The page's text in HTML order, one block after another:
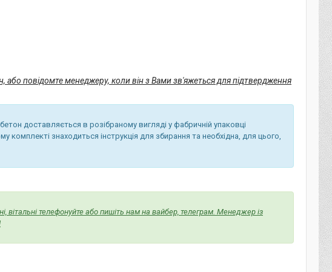
повідомте менеджеру, коли він з Вами зв'яжеться для підтвердження
доставляється в розібраному вигляді у фабричній упаковці
знаходиться інструкція для збирання та необхідна, для цього,
вітальні телефонуйте або пишіть нам на вайбер, телеграм. Менеджер із